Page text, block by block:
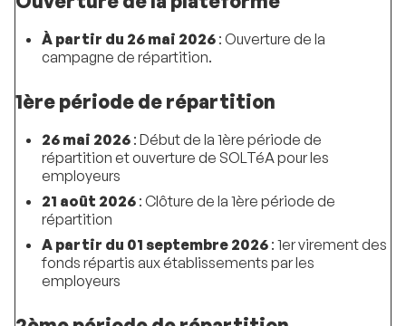
À partir du 26 mai 2026: Ouverture de la
campagne de répartition.
1ère période de répartition
26 mai 2026: Début de la 1ère période de
répartition et ouverture de SOLTéA pour les
employeurs
21 août 2026 : Clôture de la 1ère période de
répartition
A partir du 01 septembre 2026 : 1er virement des
fonds répartis aux établissements par les
employeurs